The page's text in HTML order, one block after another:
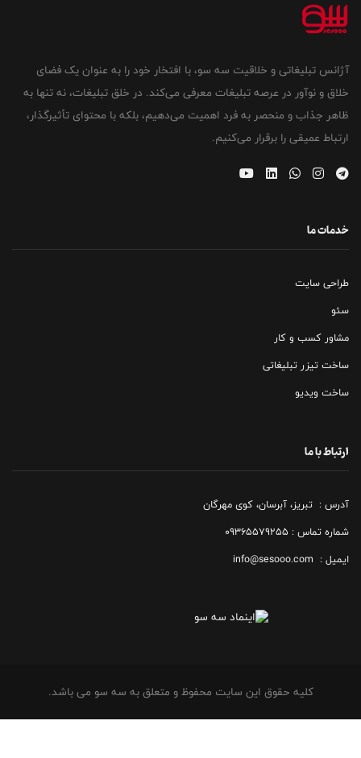
آژانس تبلیغاتی و خلاقیت سه سو، با افتخار خود را به عنوان یک فضای
خلاق و نوآور در عرصه تبلیغات معرفی می‌کند. در خلق تبلیغات، نه تنها به
ظاهر جذاب و منحصر به فرد اهمیت می‌دهیم، بلکه با محتوای تأثیرگذار،
ارتباط عمیقی را برقرار می‌کنیم.
خدمات ما
طراحی سایت
سئو
مشاور کسب و کار
ساخت تیزر تبلیغاتی
ساخت ویدیو
ارتباط با ما
آدرس : تبریز، آبرسان، کوی مهرگان
شماره تماس : ۰۹۳۶۵۵۷۹۲۵۵
ایمیل : info@sesooo.com
کلیه حقوق این سایت محفوظ و متعلق به سه سو می باشد.